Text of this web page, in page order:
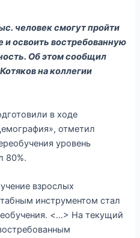
человек смогут пройти
и освоить востребованную
Об этом сообщил
на коллегии
в ходе
отметил
уровень
80%.
взрослых
инструментом стал
<…> На текущий